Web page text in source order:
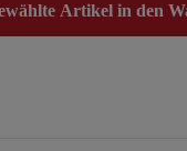
Artikel in den